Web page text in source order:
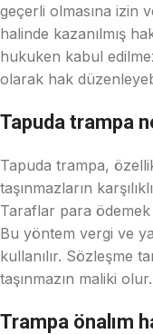
geçerli olmasına izin
halinde kazanılmış
hukuken kabul
olarak hak
Tapuda trampa
Tapuda trampa,
taşınmazların
Taraflar para
Bu yöntem vergi ve
kullanılır. Sözleşme
taşınmazın maliki olur.
Trampa önalım